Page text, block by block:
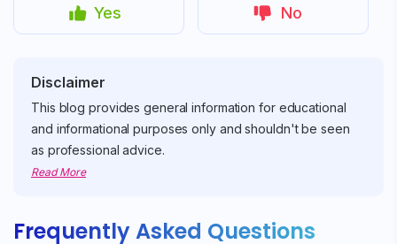
Yes No
Disclaimer
This blog provides general information for educational
and informational purposes only and shouldn't be seen
as professional advice.
Read More
Frequently Asked Questions